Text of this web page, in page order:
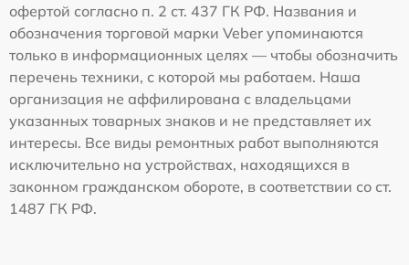
офертой согласно п. 2 ст. 437 ГК РФ. Названия и
обозначения торговой марки Veber упоминаются
только в информационных целях — чтобы обозначить
перечень техники, с которой мы работаем. Наша
организация не аффилирована с владельцами
указанных товарных знаков и не представляет их
интересы. Все виды ремонтных работ выполняются
исключительно на устройствах, находящихся в
законном гражданском обороте, в соответствии со ст.
1487 ГК РФ.